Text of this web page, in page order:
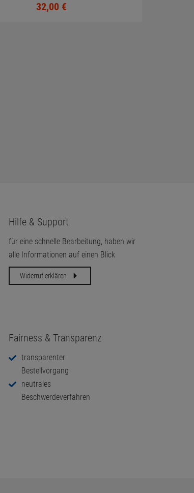
32,00 €
Hilfe & Support
für eine schnelle Bearbeitung, haben wir
alle Informationen auf einen Blick
Widerruf erklären
Fairness & Transparenz
transparenter
Bestellvorgang
neutrales
Beschwerdeverfahren